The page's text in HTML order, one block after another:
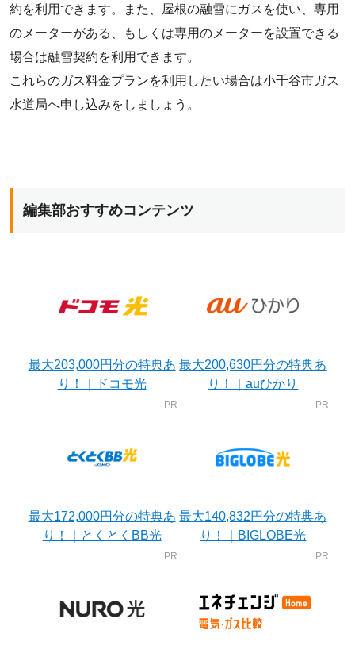
約を利用できます。また、屋根の融雪にガスを使い、専用
のメーターがある、もしくは専用のメーターを設置できる
場合は融雪契約を利用できます。
これらのガス料金プランを利用したい場合は小千谷市ガス
水道局へ申し込みをしましょう。
編集部おすすめコンテンツ
最大203,000円分の特典あ
り！｜ドコモ光
最大200,630円分の特典あ
り！｜auひかり
最大172,000円分の特典あ
り！｜とくとくBB光
最大140,832円分の特典あ
り！｜BIGLOBE光